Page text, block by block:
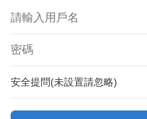
安全提問(未設置請忽略)